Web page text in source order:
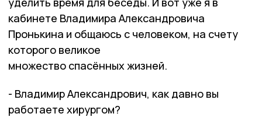
кабинете Владимира Александровича
Пронькина и общаюсь с человеком, на счету
которого великое
множество спасённых жизней.
- Владимир Александрович, как давно вы
работаете хирургом?